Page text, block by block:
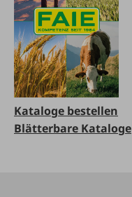
Kataloge bestellen
Blätterbare Kataloge